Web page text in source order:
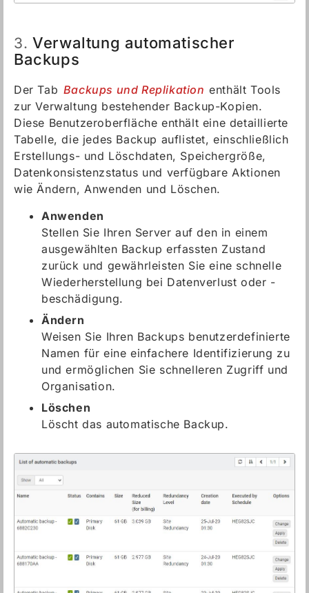
3. Verwaltung automatischer
Backups
Der Tab Backups und Replikation enthält Tools
zur Verwaltung bestehender Backup-Kopien.
Diese Benutzeroberfläche enthält eine detaillierte
Tabelle, die jedes Backup auflistet, einschließlich
Erstellungs- und Löschdaten, Speichergröße,
Datenkonsistenzstatus und verfügbare Aktionen
wie Ändern, Anwenden und Löschen.
Anwenden
Stellen Sie Ihren Server auf den in einem
ausgewählten Backup erfassten Zustand
zurück und gewährleisten Sie eine schnelle
Wiederherstellung bei Datenverlust oder -
beschädigung.
Ändern
Weisen Sie Ihren Backups benutzerdefinierte
Namen für eine einfachere Identifizierung zu
und ermöglichen Sie schnelleren Zugriff und
Organisation.
Löschen
Löscht das automatische Backup.